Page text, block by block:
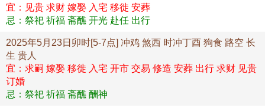
宜：见贵 求财 嫁娶 入宅 移徙 安葬
忌：祭祀 祈福 斋醮 开光 赴任 出行
2025年5月23日卯时[5-7点] 冲鸡 煞西 时冲丁酉 狗食 路空 长
生 贵人
宜：求嗣 嫁娶 移徙 入宅 开市 交易 修造 安葬 出行 求财 见贵
订婚
忌：祭祀 祈福 斋醮 酬神